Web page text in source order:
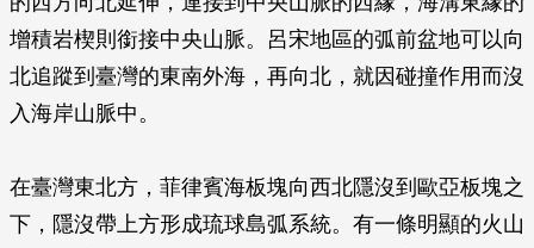
增積岩楔則銜接中央山脈。呂宋地區的弧前盆地可以向
北追蹤到臺灣的東南外海，再向北，就因碰撞作用而沒
入海岸山脈中。
在臺灣東北方，菲律賓海板塊向西北隱沒到歐亞板塊之
下，隱沒帶上方形成琉球島弧系統。有一條明顯的火山